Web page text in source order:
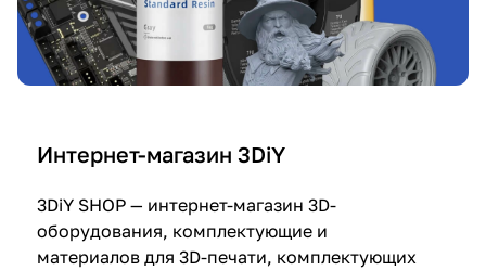
Интернет-магазин 3DiY
3DiY SHOP — интернет-магазин 3D-
оборудования, комплектующие и
материалов для 3D-печати, комплектующих